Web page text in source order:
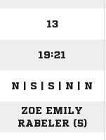
13
19:21
N | S | S | N | N
ZOE EMILY
RABELER (5)